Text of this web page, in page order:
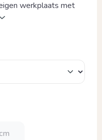
werkplaats met